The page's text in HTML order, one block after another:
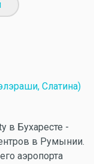
Слатина)
в Бухаресте -
в Румынии.
аэропорта